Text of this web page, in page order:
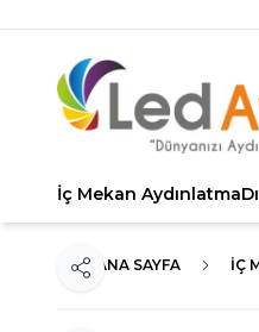
İç Mekan Aydınlatma
ANA SAYFA İÇ
Paylaş